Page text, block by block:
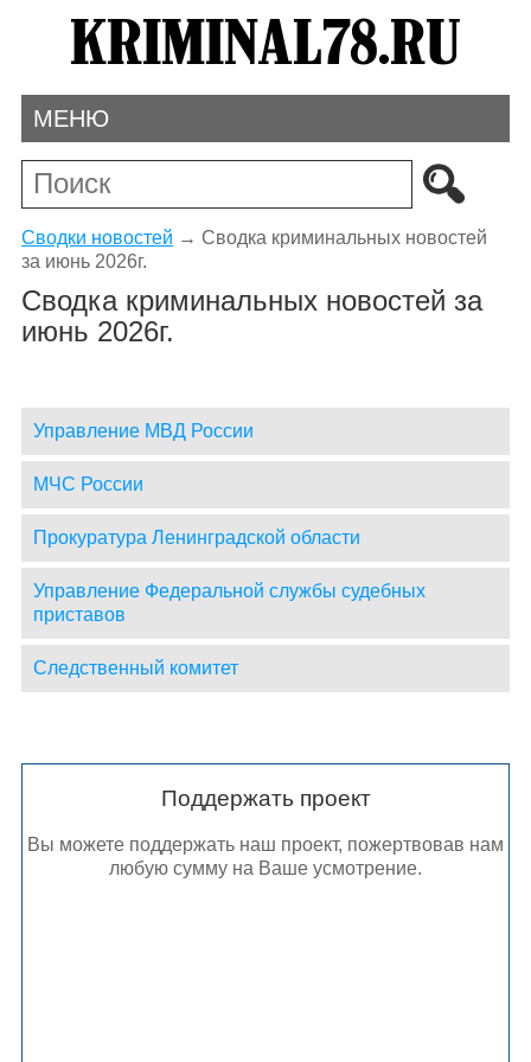
МЕНЮ
Сводки новостей → Сводка криминальных новостей
за июнь 2026г.
Сводка криминальных новостей за
июнь 2026г.
Управление МВД России
МЧС России
Прокуратура Ленинградской области
Управление Федеральной службы судебных
приставов
Следственный комитет
Поддержать проект
Вы можете поддержать наш проект, пожертвовав нам
любую сумму на Ваше усмотрение.